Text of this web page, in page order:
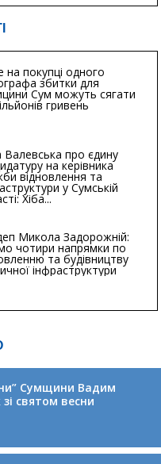
на покупці одного
збитки для
Сум можуть сягати
гривень
Валевська про єдину
на керівника
відновлення та
у Сумській
Хіба...
Микола Задорожній:
чотири напрямки по
та будівництву
інфраструктури
Сумщини Вадим
святом весни